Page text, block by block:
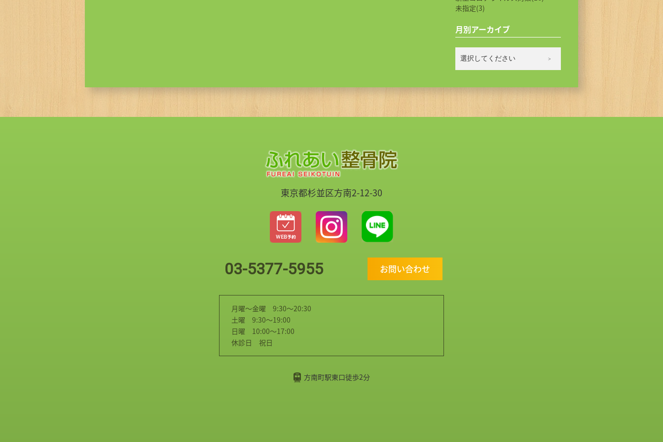
未指定(3)
月別アーカイブ
東京都杉並区方南2-12-30
03-5377-5955 お問い合わせ
月曜～金曜 9:30～20:30
土曜 9:30～19:00
日曜 10:00～17:00
休診日 祝日
方南町駅東口徒歩2分